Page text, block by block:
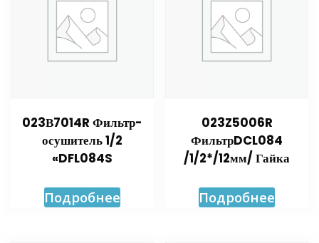
023В7014R Фильтр-
осушитель 1/2
«DFL084S
Подробнее
023Z5006R
ФильтрDCL084
/1/2*/12мм/ Гайка
Подробнее